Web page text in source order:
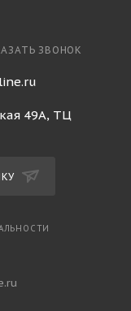
ЗВОНОК
49А, ТЦ